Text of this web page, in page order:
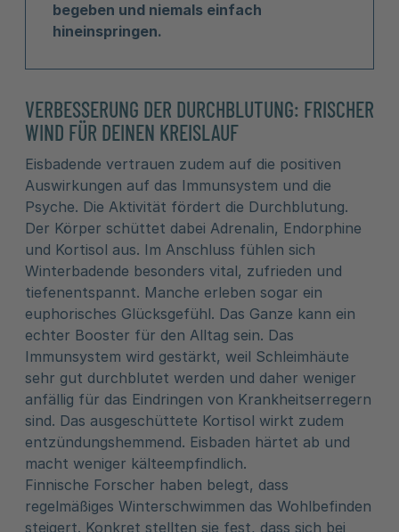
begeben und niemals einfach
hineinspringen.
VERBESSERUNG DER DURCHBLUTUNG: FRISCHER
WIND FÜR DEINEN KREISLAUF
Eisbadende vertrauen zudem auf die positiven
Auswirkungen auf das Immunsystem und die
Psyche. Die Aktivität fördert die Durchblutung.
Der Körper schüttet dabei Adrenalin, Endorphine
und Kortisol aus. Im Anschluss fühlen sich
Winterbadende besonders vital, zufrieden und
tiefenentspannt. Manche erleben sogar ein
euphorisches Glücksgefühl. Das Ganze kann ein
echter Booster für den Alltag sein. Das
Immunsystem wird gestärkt, weil Schleimhäute
sehr gut durchblutet werden und daher weniger
anfällig für das Eindringen von Krankheitserregern
sind. Das ausgeschüttete Kortisol wirkt zudem
entzündungshemmend. Eisbaden härtet ab und
macht weniger kälteempfindlich.
Finnische Forscher haben belegt, dass
regelmäßiges Winterschwimmen das Wohlbefinden
steigert. Konkret stellten sie fest, dass sich bei